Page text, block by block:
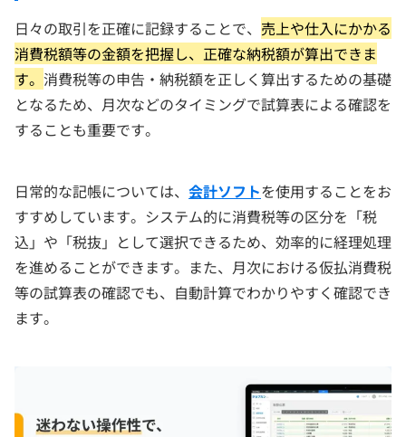
日々の取引を正確に記録することで、 売上や仕入にかかる
消費税額等の金額を把握し、正確な納税額が算出できま
す。 消費税等の申告・納税額を正しく算出するための基礎
となるため、月次などのタイミングで試算表による確認を
することも重要です。
日常的な記帳については、 会計ソフトを使用することをお
すすめしています。システム的に消費税等の区分を「税
込」や「税抜」として選択できるため、効率的に経理処理
を進めることができます。また、月次における仮払消費税
等の試算表の確認でも、自動計算でわかりやすく確認でき
ます。